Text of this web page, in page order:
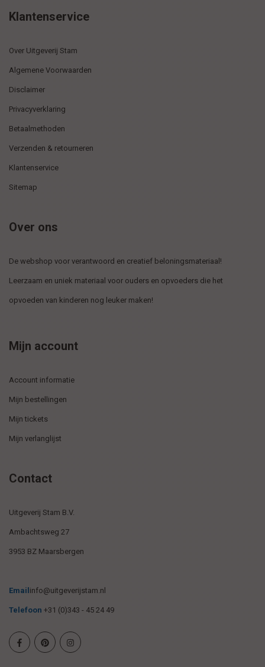
Klantenservice
Over Uitgeverij Stam
Algemene Voorwaarden
Disclaimer
Privacyverklaring
Betaalmethoden
Verzenden & retourneren
Klantenservice
Sitemap
Over ons
De webshop voor verantwoord en creatief beloningsmateriaal!
Leerzaam en uniek materiaal voor ouders en opvoeders die het
opvoeden van kinderen nog leuker maken!
Mijn account
Account informatie
Mijn bestellingen
Mijn tickets
Mijn verlanglijst
Contact
Uitgeverij Stam B.V.
Ambachtsweg 27
3953 BZ Maarsbergen
Email info@uitgeverijstam.nl
Telefoon +31 (0)343 - 45 24 49